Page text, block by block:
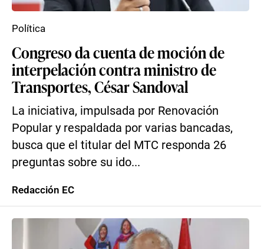
Congreso da cuenta de moción de
interpelación contra ministro de
Transportes, César Sandoval
La iniciativa, impulsada por Renovación
Popular y respaldada por varias bancadas,
busca que el titular del MTC responda 26
preguntas sobre su ido...
Política
Redacción EC